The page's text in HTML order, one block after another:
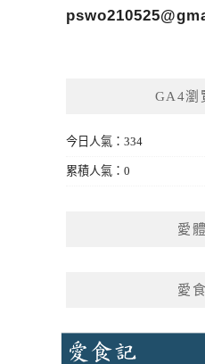
GA4瀏
今日人氣：334
累積人氣：0
愛
愛